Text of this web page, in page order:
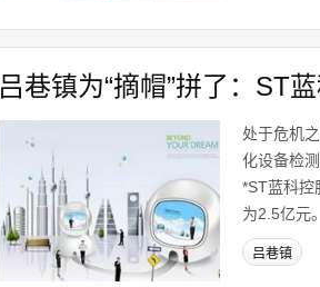
吕巷镇为“摘帽”拼了：ST
处于危机
化设备检
*ST蓝科控
为2.5亿元
吕巷镇